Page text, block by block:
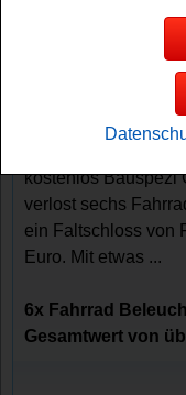
Bauspezi
Beleuchtung
Wer gern für sein
kostenlos Bauspezi
verlost sechs
ein Faltschloss von
Euro. Mit etwas ...
6x Fahrrad
Gesamtwert von